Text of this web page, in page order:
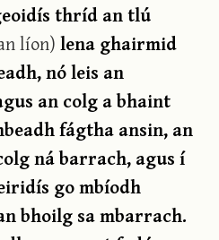
thríd an tlú
líon)lena ghairmid
nó leis an
an colg a bhaint
fágtha ansin, an
ná barrach, agus í
go mbíodh
bhoilg sa mbarrach.